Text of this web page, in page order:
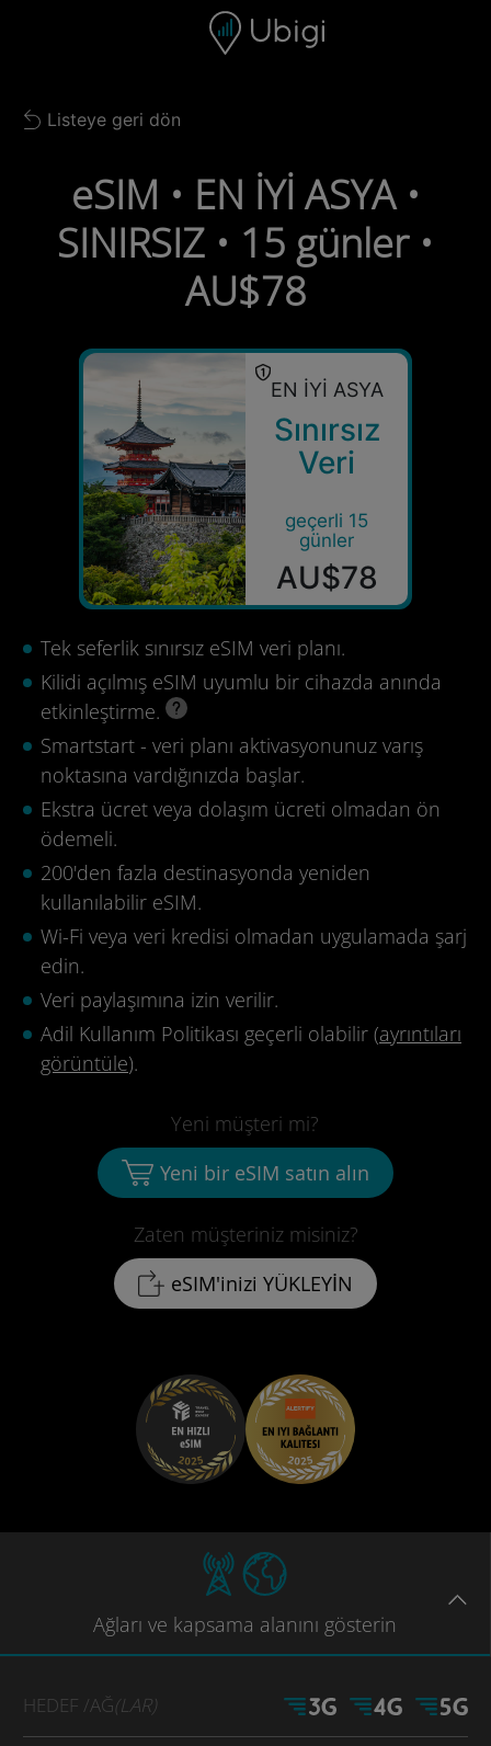
Gezinme çubuğu Alt bilgi
Back to list
Listeye geri dön
eSIM • EN İYİ ASYA •
SINIRSIZ • 15 günler •
AU$78
EN İYİ ASYA
Sınırsız
Veri
geçerli 15
günler
AU$78
Tek seferlik sınırsız eSIM veri planı.
Kilidi açılmış eSIM uyumlu bir cihazda anında
etkinleştirme.
Smartstart - veri planı aktivasyonunuz varış
noktasına vardığınızda başlar.
Ekstra ücret veya dolaşım ücreti olmadan ön
ödemeli.
200'den fazla destinasyonda yeniden
kullanılabilir eSIM.
Wi-Fi veya veri kredisi olmadan uygulamada şarj
edin.
Veri paylaşımına izin verilir.
Adil Kullanım Politikası geçerli olabilir (ayrıntıları
görüntüle).
Zaten müşteriniz misiniz?
eSIM'inizi YÜKLEYİN
Yeni müşteri mi?
Yeni bir eSIM satın alın
Ağları ve kapsama alanını gösterin
HEDEF /AĞ(LAR)